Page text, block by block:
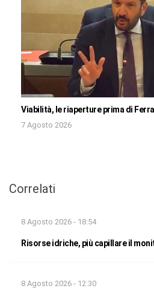
Viabilità, le riaperture prima di
7 Agosto 2026
Correlati
8 Agosto 2026 - 18:54
Risorse idriche, più capillare il
8 Agosto 2026 - 12:30